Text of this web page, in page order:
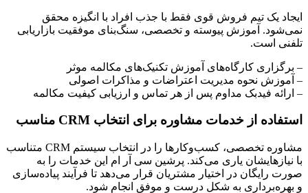
ایجاد یک تیم فروش قوی فقط با جذب افراد با انگیزه محقق
نمی‌شود. آموزش پیوسته و تخصصی، سنگ‌بنای موفقیت بازاریابی
تلفنی است.
– برگزاری کارگاه‌های آموزش تکنیک‌های مکالمه موثر
– آموزش نحوه مدیریت اعتراضات و مذاکرات اصولی
– ارائه فیدبک مداوم پس از هر تماس و ارزیابی کیفیت مکالمه
استفاده از خدمات مشاوره برای انتخاب CRM مناسب
مشاوره تخصصی، کسب‌و‌کارها را در انتخاب سیستم CRM متناسب
با نیازهایشان یاری می‌کند. پرشین سی آر ام این خدمات را به
صورت رایگان در اختیار مشتریان قرار می‌دهد تا فرآیند پیاده‌سازی
و بهره‌برداری به شکل درست و موفق انجام شود.